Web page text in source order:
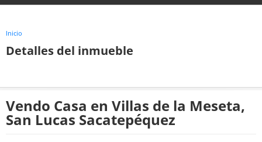
Inicio
Detalles del inmueble
Vendo Casa en Villas de la Meseta,
San Lucas Sacatepéquez